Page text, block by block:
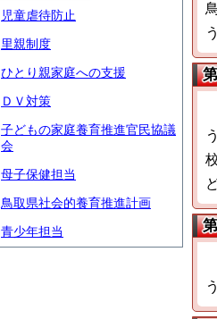
児童虐待防止
里親制度
ひとり親家庭への支援
ＤＶ対策
子どもの家庭養育推進官民協議
会
母子保健担当
鳥取県社会的養育推進計画
青少年担当